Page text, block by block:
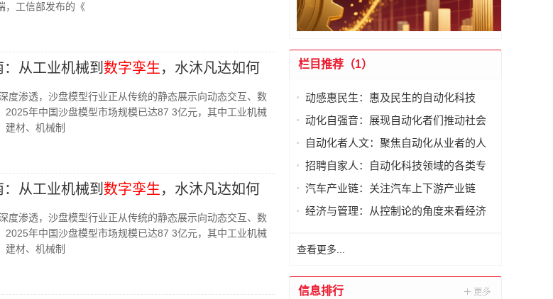
，工信部发布的《
从工业机械到 数字孪生 ，水沐凡达如何
度渗透，沙盘模型行业正从传统的静态展示向动态交互、数
年中国沙盘模型市场规模已达87 3亿元，其中工业机械
建材、机械制
从工业机械到 数字孪生 ，水沐凡达如何
度渗透，沙盘模型行业正从传统的静态展示向动态交互、数
年中国沙盘模型市场规模已达87 3亿元，其中工业机械
建材、机械制
栏目推荐（1）
动感惠民生：惠及民生的自动化科技
动化自强音：展现自动化者们推动社会
进步发出的响亮声音
自动化者人文：聚焦自动化从业者的人
文思考
招聘自家人：自动化科技领域的各类专
家及人才需求资讯
汽车产业链：关注汽车上下游产业链
经济与管理：从控制论的角度来看经济
查看更多...
信息排行